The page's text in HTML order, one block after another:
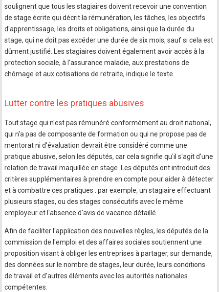
soulignent que tous les stagiaires doivent recevoir une convention
de stage écrite qui décrit la rémunération, les tâches, les objectifs
d'apprentissage, les droits et obligations, ainsi que la durée du
stage, qui ne doit pas excéder une durée de six mois, sauf si cela est
dûment justifié. Les stagiaires doivent également avoir accès à la
protection sociale, à l'assurance maladie, aux prestations de
chômage et aux cotisations de retraite, indique le texte.
Lutter contre les pratiques abusives
Tout stage qui n'est pas rémunéré conformément au droit national,
qui n'a pas de composante de formation ou qui ne propose pas de
mentorat ni d'évaluation devrait être considéré comme une
pratique abusive, selon les députés, car cela signifie qu'il s'agit d'une
relation de travail maquillée en stage. Les députés ont introduit des
critères supplémentaires à prendre en compte pour aider à détecter
et à combattre ces pratiques : par exemple, un stagiaire effectuant
plusieurs stages, ou des stages consécutifs avec le même
employeur et l'absence d'avis de vacance détaillé.
Afin de faciliter l'application des nouvelles règles, les députés de la
commission de l'emploi et des affaires sociales soutiennent une
proposition visant à obliger les entreprises à partager, sur demande,
des données sur le nombre de stages, leur durée, leurs conditions
de travail et d'autres éléments avec les autorités nationales
compétentes.